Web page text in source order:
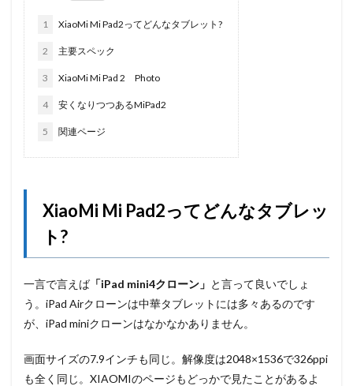
1 XiaoMi Mi Pad2ってどんなタブレット?
2 主要スペック
3 XiaoMi Mi Pad 2 Photo
4 安くなりつつあるMiPad2
5 関連ページ
XiaoMi Mi Pad2ってどんなタブレッ
ト?
一言で言えば「iPad mini4クローン」 と言って良いでしょ
う。iPad Airクローンは中華タブレットには多々あるのです
が、iPad miniクローンはなかなかありません。
画面サイズの7.9インチも同じ。解像度は2048×1536で326ppi
も全く同じ。XIAOMIのページもどっかで見たことがあるよ